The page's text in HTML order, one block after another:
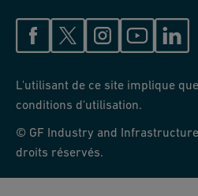
L'utilisant de ce site implique
conditions d'utilisation.
© GF Industry and
droits réservés.